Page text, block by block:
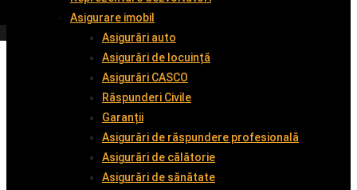
Asigurare imobil
Asigurări auto
Asigurări de locuință
Asigurări CASCO
Răspunderi Civile
Garanții
Asigurări de răspundere profesională
Asigurări de călătorie
Asigurări de sănătate